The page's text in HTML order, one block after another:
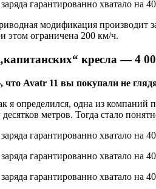
модификация производит
этом ограничена 200 км/ч.
кресла — 4
что Avatr 11 вы покупали не
я определился, одна из
метров. Тогда стало